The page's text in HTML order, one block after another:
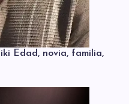
Edad, novia, familia,